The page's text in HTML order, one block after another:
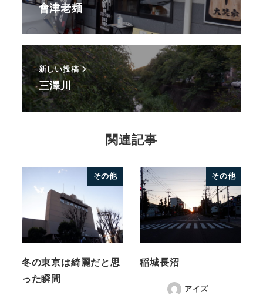
會津老麺
新しい投稿
三澤川
関連記事
その他
冬の東京は綺麗だと思
った瞬間
その他
稲城長沼
アイズ